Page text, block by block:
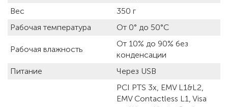
Вес
350 г
Рабочая температура
От 0° до 50°C
Рабочая влажность
От 10% до 90% без
конденсации
Питание
Через USB
PCI PTS 3x, EMV L1&L2,
EMV Contactless L1, Visa